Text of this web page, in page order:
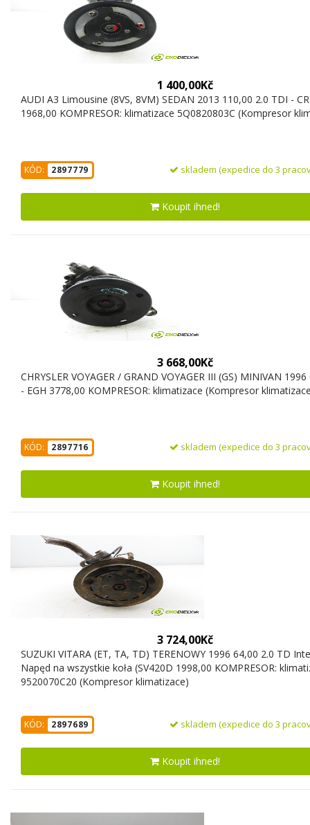
1 400,00Kč
AUDI A3 Limousine (8VS, 8VM) SEDAN 2013 110,00 2.0 TDI -
1968,00 KOMPRESOR: klimatizace 5Q0820803C (Kompresor
KÓD: 2897779 skladem (expedice do 3
Koupit ihned!
3 668,00Kč
CHRYSLER VOYAGER / GRAND VOYAGER III (GS) MINIVAN
- EGH 3778,00 KOMPRESOR: klimatizace (Kompresor
KÓD: 2897716 skladem (expedice do 3
Koupit ihned!
3 724,00Kč
SUZUKI VITARA (ET, TA, TD) TERENOWY 1996 64,00 2.0 TD
Napęd na wszystkie koła (SV420D 1998,00 KOMPRESOR:
9520070C20 (Kompresor klimatizace)
KÓD: 2897689 skladem (expedice do 3
Koupit ihned!